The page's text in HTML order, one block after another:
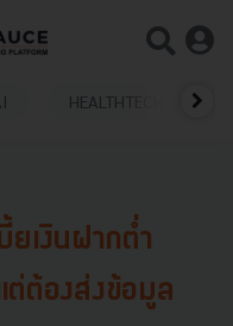
HEALTHTECH
ยเงินฝากต่ำ​
ต้องส่งข้อมูล